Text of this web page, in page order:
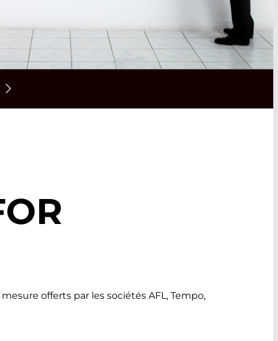
offerts par les sociétés AFL, Tempo,